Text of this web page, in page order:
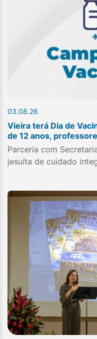
03.08.26
Vieira terá Dia de
de 12 anos,
Parceria com
jesuíta de cuidado